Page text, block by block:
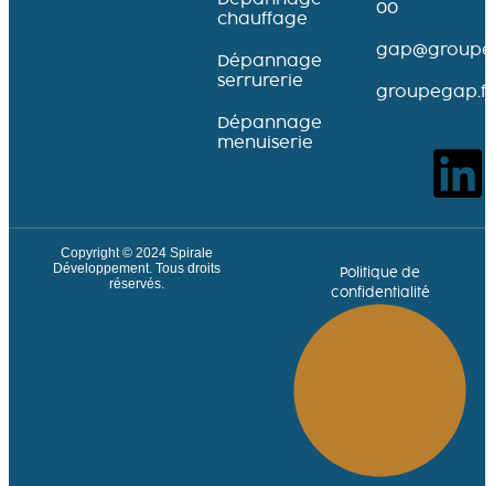
chauffage
Dépannage
serrurerie
Dépannage
menuiserie
00
groupegap.fr
Copyright © 2024 Spirale
Développement. Tous droits
réservés.
Politique de
confidentialité